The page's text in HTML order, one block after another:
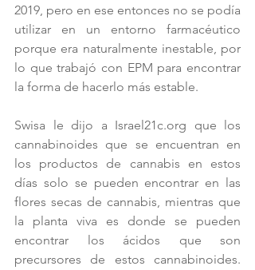
2019, pero en ese entonces no se podía
utilizar en un entorno farmacéutico
porque era naturalmente inestable, por
lo que trabajó con EPM para encontrar
la forma de hacerlo más estable.
Swisa le dijo a Israel21c.org que los
cannabinoides que se encuentran en
los productos de cannabis en estos
días solo se pueden encontrar en las
flores secas de cannabis, mientras que
la planta viva es donde se pueden
encontrar los ácidos que son
precursores de estos cannabinoides.